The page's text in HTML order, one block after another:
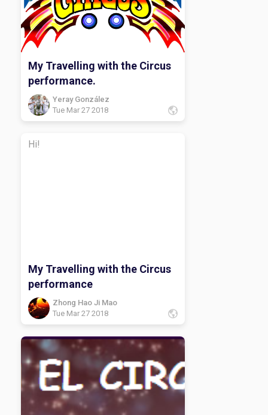
My Travelling with the Circus
performance.
Yeray González
Tue Mar 27 2018
Hi!
My Travelling with the Circus
performance
Zhong Hao Ji Mao
Tue Mar 27 2018